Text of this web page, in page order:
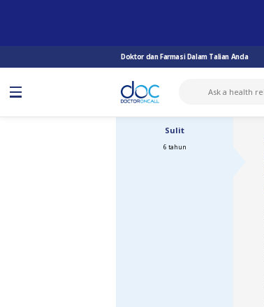
Doktor dan Farmasi Dalam Talian Anda
Sulit
6 tahun